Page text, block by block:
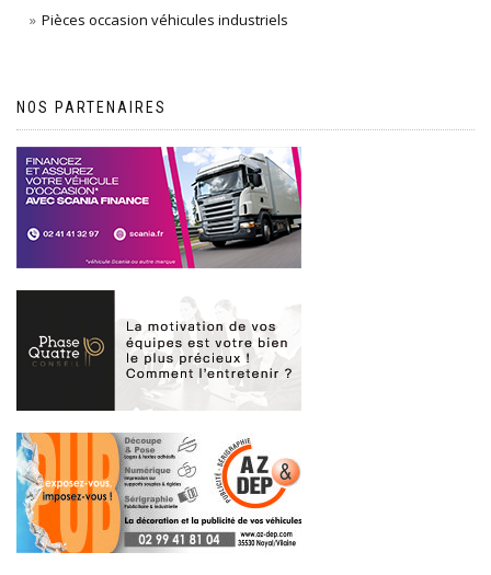
Pièces occasion véhicules industriels
NOS PARTENAIRES